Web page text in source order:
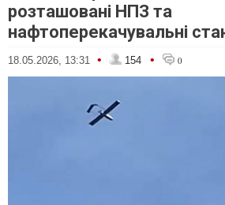
розташовані НПЗ та
нафтоперекачувальні
18.05.2026, 13:31 • 154 • 0